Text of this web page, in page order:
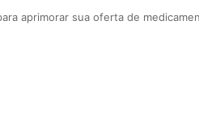
aprimorar sua oferta de